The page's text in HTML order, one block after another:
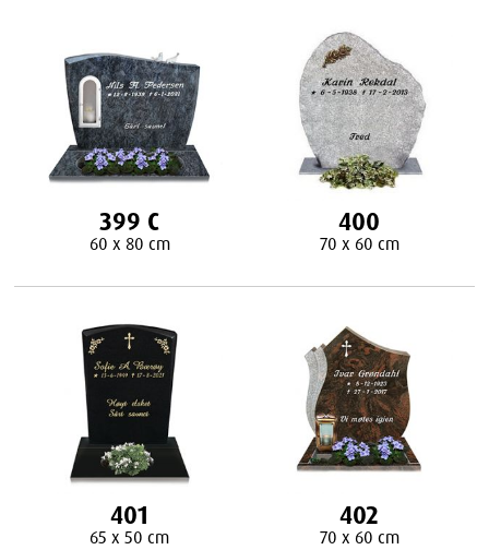
399 C
60 x 80 cm
400
70 x 60 cm
401
65 x 50 cm
402
70 x 60 cm